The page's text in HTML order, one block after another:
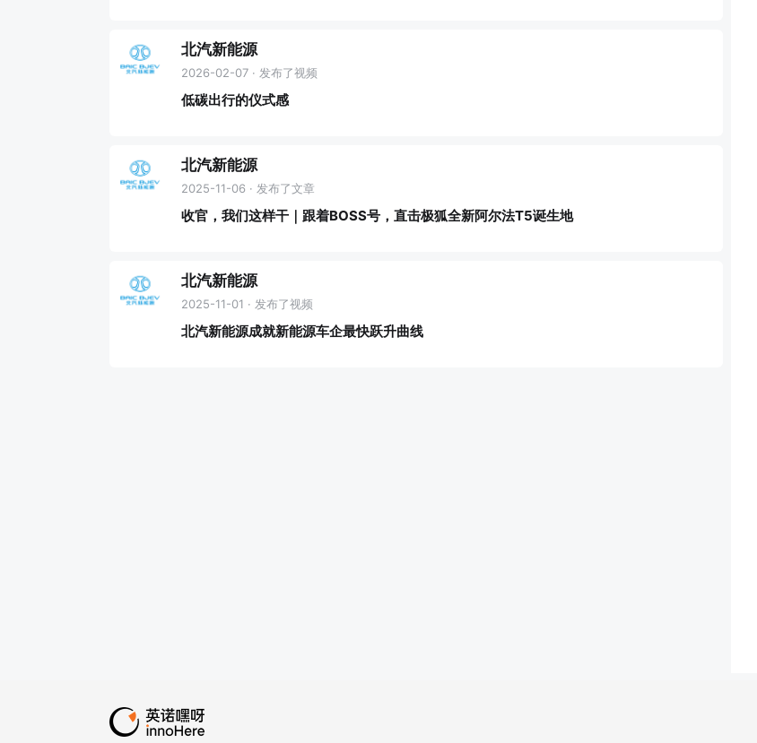
北汽新能源
2026-02-07 · 发布了视频
低碳出行的仪式感
北汽新能源
2025-11-06 · 发布了文章
收官，我们这样干｜跟着BOSS号，直击极狐全新阿尔法T5诞生地
北汽新能源
2025-11-01 · 发布了视频
北汽新能源成就新能源车企最快跃升曲线